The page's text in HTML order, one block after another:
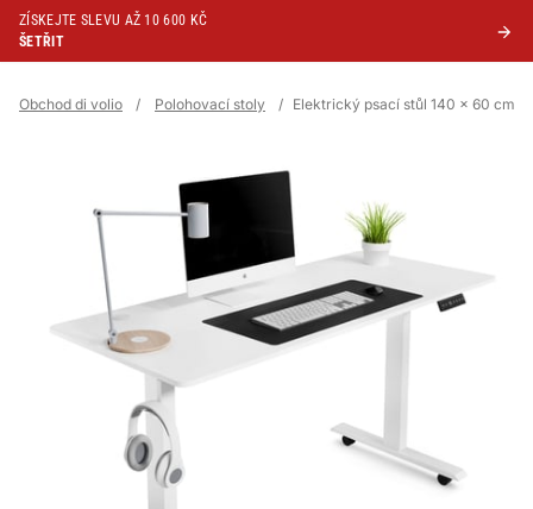
ZÍSKEJTE SLEVU AŽ 10 600 KČ
ŠETŘIT
Obchod di volio / Polohovací stoly / Elektrický psací stůl 140 x 60 cm